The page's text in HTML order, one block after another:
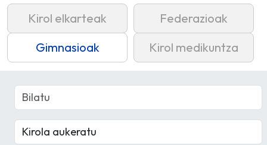
Kirol elkarteak
Federazioak
Gimnasioak
Kirol medikuntza